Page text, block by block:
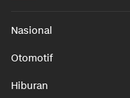
Nasional
Otomotif
Hiburan